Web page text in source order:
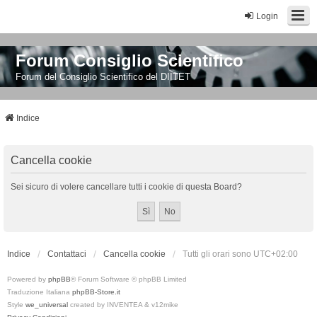
Login
Forum Consiglio Scientifico
Forum del Consiglio Scientifico del DIITET
Indice
Cancella cookie
Sei sicuro di volere cancellare tutti i cookie di questa Board?
Indice Contattaci Cancella cookie Tutti gli orari sono UTC+02:00
Powered by phpBB® Forum Software © phpBB Limited
Traduzione Italiana phpBB-Store.it
Style we_universal created by INVENTEA & v12mike